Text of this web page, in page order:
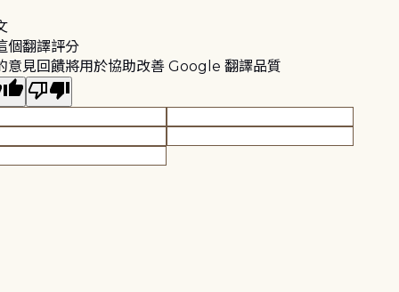
個翻譯評分
意見回饋將用於協助改善 Google 翻譯品質